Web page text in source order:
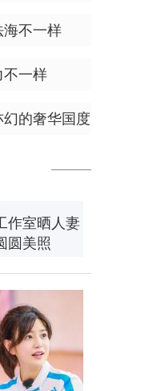
海不一样
不一样
的奢华国度
作室晒人妻
圆美照